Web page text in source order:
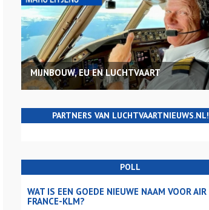
MIJNBOUW, EU EN LUCHTVAART
PARTNERS VAN LUCHTVAARTNIEUWS.NL!
POLL
WAT IS EEN GOEDE NIEUWE NAAM VOOR AIR
FRANCE-KLM?